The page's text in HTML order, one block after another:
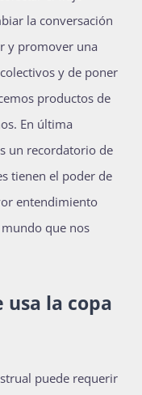
la conversación
y promover una
y de poner
productos de
En última
un recordatorio de
tienen el poder de
entendimiento
que nos
usa la copa
puede requerir